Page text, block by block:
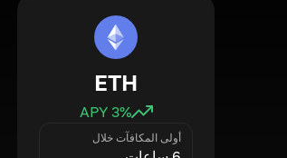
ETH
3% APY
أولى المكافآت خلال